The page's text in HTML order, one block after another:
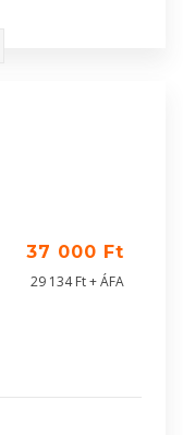
37 000 Ft
29 134 Ft + ÁFA